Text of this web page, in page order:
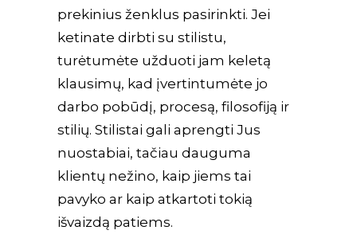
prekinius ženklus pasirinkti. Jei
ketinate dirbti su stilistu,
turėtumėte užduoti jam keletą
klausimų, kad įvertintumėte jo
darbo pobūdį, procesą, filosofiją ir
stilių. Stilistai gali aprengti Jus
nuostabiai, tačiau dauguma
klientų nežino, kaip jiems tai
pavyko ar kaip atkartoti tokią
išvaizdą patiems.